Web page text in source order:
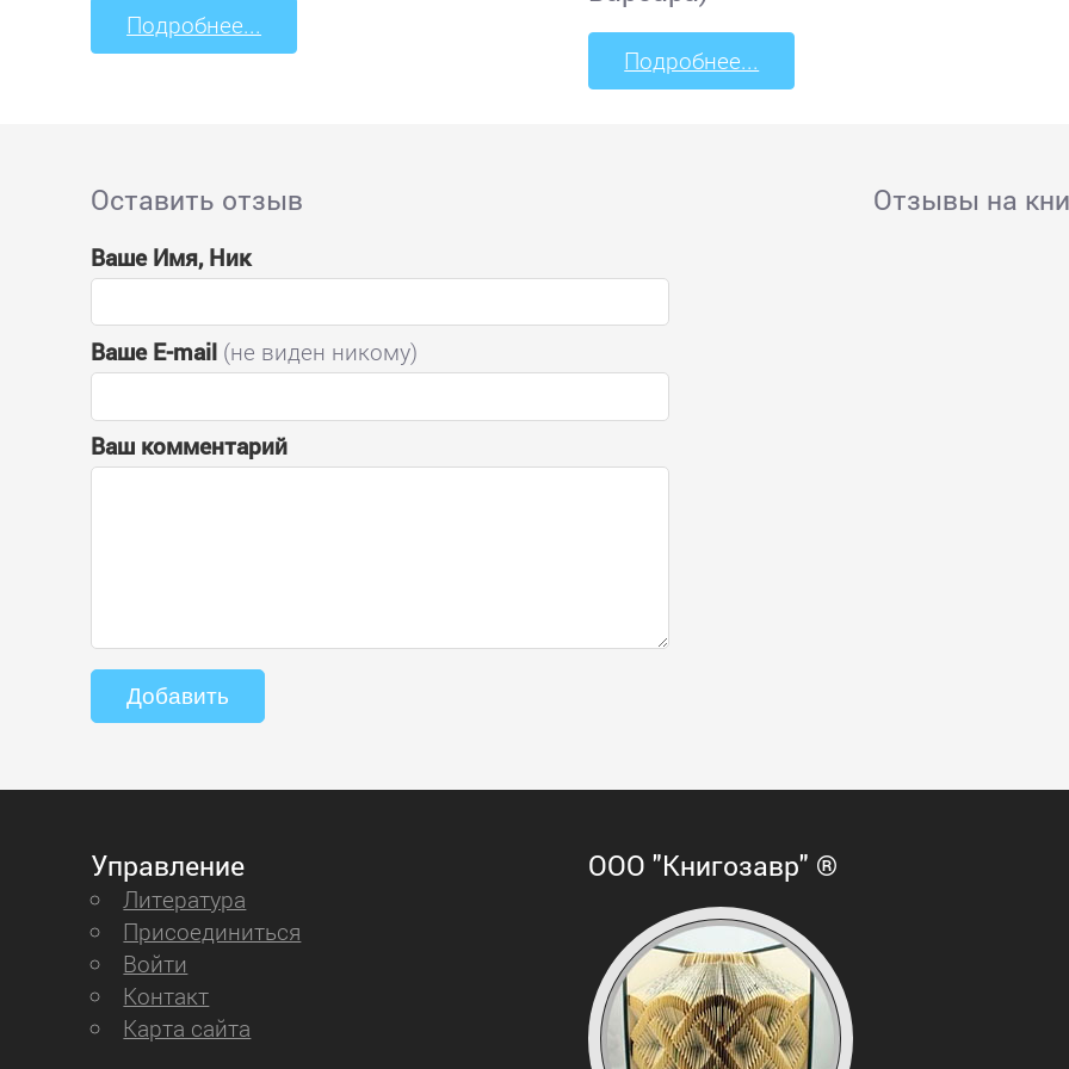
Подробнее...
Подробнее...
Оставить отзыв
Ваше Имя, Ник
Ваше E-mail (не виден никому)
Ваш комментарий
Отзывы на
Управление
Литература
Присоединиться
Войти
Контакт
Карта сайта
ООО "Книгозавр" ®